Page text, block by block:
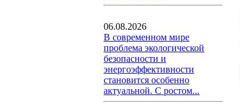
06.08.2026
В современном мире
проблема экологической
безопасности и
энергоэффективности
становится особенно
актуальной. С ростом...